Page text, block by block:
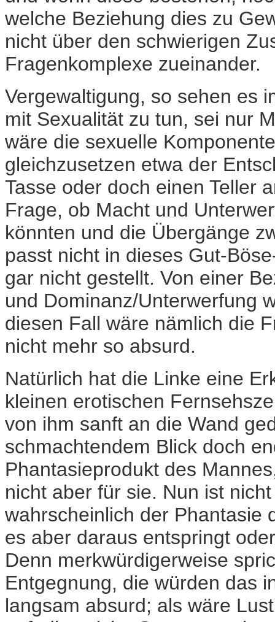
welche Beziehung dies zu
nicht über den schwierigen
Fragenkomplexe zueinander.
Vergewaltigung, so sehen es
mit Sexualität zu tun, sei nur
wäre die sexuelle
gleichzusetzen etwa der
Tasse oder doch einen Teller
Frage, ob Macht und
könnten und die Übergänge
passt nicht in dieses Gut-
gar nicht gestellt. Von einer
und Dominanz/Unterwerfung
diesen Fall wäre nämlich die
nicht mehr so absurd.
Natürlich hat die Linke eine
kleinen erotischen
von ihm sanft an die Wand
schmachtendem Blick doch
Phantasieprodukt des
nicht aber für sie. Nun ist
wahrscheinlich der Phantasie
es aber daraus entspringt
Denn merkwürdigerweise
Entgegnung, die würden das
langsam absurd; als wäre